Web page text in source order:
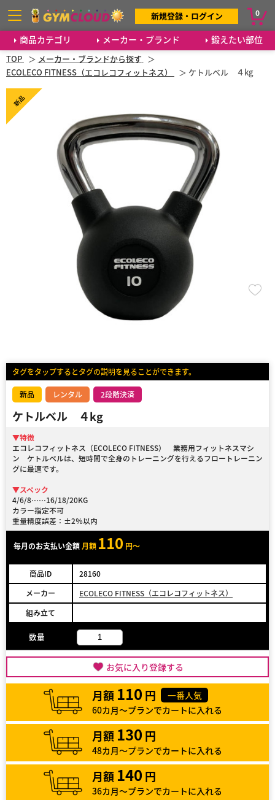
商品カテゴリ メーカー・ブランド 鍛えたい部位
新規登録・ログイン 0
TOP
メーカー・ブランドから探す
ECOLECO FITNESS（エコレコフィットネス）
ケトルベル ４kg
新品
タグをタップするとタグの説明を見ることができます。
新品 レンタル 2段階決済
ケトルベル ４kg
▼特徴
エコレコフィットネス（ECOLECO FITNESS） 業務用フィットネスマシ
ン ケトルベルは、短時間で全身のトレーニングを行えるフロートレーニン
グに最適です。
▼スペック
4/6/8……16/18/20KG
カラー指定不可
重量精度誤差：±2％以内
毎月のお支払い金額 月額 110 円～
商品ID
28160
メーカー
ECOLECO FITNESS（エコレコフィットネス）
組み立て
数量
お気に入り登録する
月額 110 円
一番人気
60カ月～プランでカートに入れる
月額 130 円
48カ月～プランでカートに入れる
月額 140 円
36カ月～プランでカートに入れる